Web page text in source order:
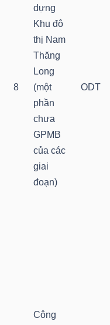
8
dựng
Khu đô
thị Nam
Thăng
Long
(một
phần
chưa
GPMB
của các
giai
đoạn)
ODT
Công
YẾU
TIÊU
DÙNG
THIẾT
TÀI